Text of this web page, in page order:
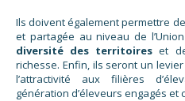
Ils doivent également permettre
et partagée au niveau de
diversité des territoires et
richesse. Enfin, ils seront un
l’attractivité aux filières
génération d’éleveurs engagés